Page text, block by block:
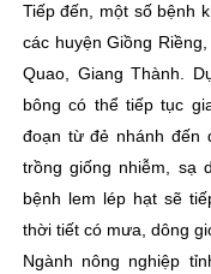
Tiếp đến, một số bệnh
các huyện Giồng
Quao, Giang Thành.
bông có thể tiếp tục
đoạn từ đẻ nhánh đến
trồng giống nhiễm, sạ
bệnh lem lép hạt sẽ
thời tiết có mưa, dông
Ngành nông nghiệp